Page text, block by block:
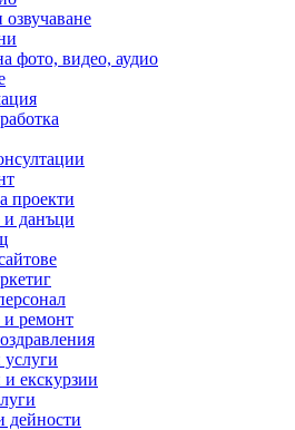
фото, видео, аудио
проекти
и данъци
и ремонт
услуги
екскурзии
дейности